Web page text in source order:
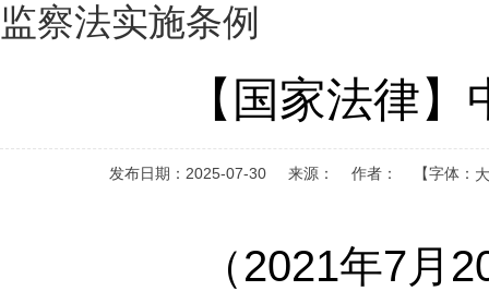
监察法实施条例
【国家法律
发布日期：2025-07-30 来源： 作者： 【字体： 大
（2021年7月